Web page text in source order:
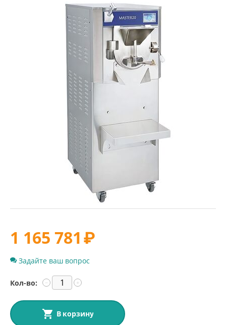
1 165 781₽
Задайте ваш вопрос
Кол-во: +
−
В корзину